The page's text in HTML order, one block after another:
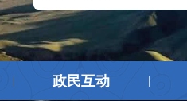
政民互动